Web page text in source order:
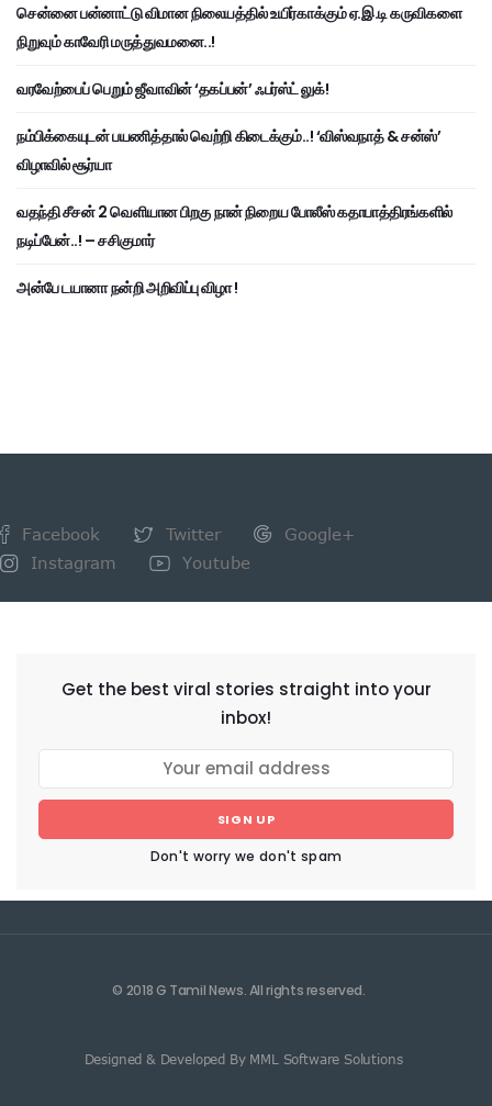
சென்னை பன்னாட்டு விமான நிலையத்தில் உயிர்காக்கும் ஏ.இ.டி கருவிகளை
நிறுவும் காவேரி மருத்துவமனை..!
வரவேற்பைப் பெறும் ஜீவாவின் ‘தகப்பன்’ ஃபர்ஸ்ட் லுக்!
நம்பிக்கையுடன் பயணித்தால் வெற்றி கிடைக்கும்..! ‘விஸ்வநாத் & சன்ஸ்’
விழாவில் சூர்யா
வதந்தி சீசன் 2 வெளியான பிறகு நான் நிறைய போலீஸ் கதாபாத்திரங்களில்
நடிப்பேன்..! – சசிகுமார்
அன்பே டயானா நன்றி அறிவிப்பு விழா !
Facebook Twitter
Google+
Instagram
Youtube
Get the best viral stories straight into your
inbox!
SIGN UP
Don't worry we don't spam
© 2018 G Tamil News. All rights reserved.
Designed & Developed By MML Software Solutions